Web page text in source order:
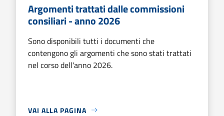
Argomenti trattati dalle commissioni
consiliari - anno 2026
Sono disponibili tutti i documenti che
contengono gli argomenti che sono stati trattati
nel corso dell'anno 2026.
VAI ALLA PAGINA